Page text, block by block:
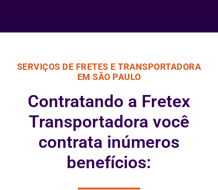
SERVIÇOS DE FRETES E TRANSPORTADORA
EM SÃO PAULO
Contratando a Fretex
Transportadora você
contrata inúmeros
benefícios: